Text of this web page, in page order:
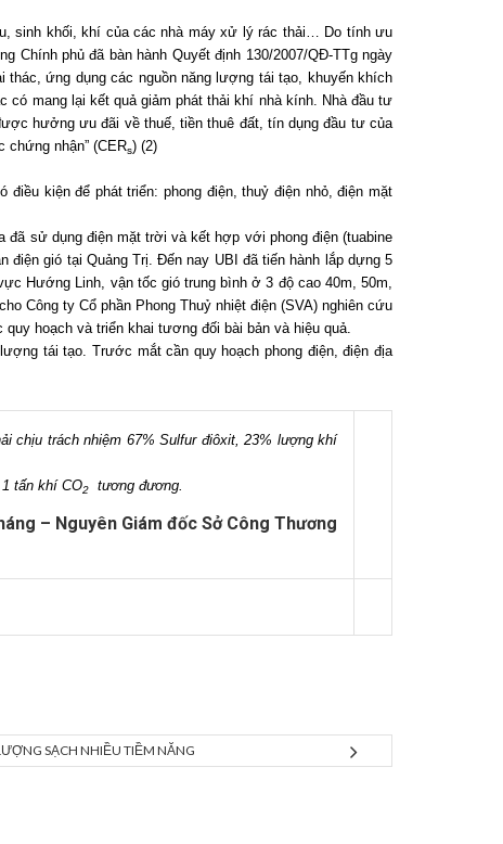
sinh khối, khí của các nhà máy xử lý rác thải… Do tính ưu
phủ đã bàn hành Quyết định 130/2007/QĐ-TTg ngày
ứng dụng các nguồn năng lượng tái tạo, khuyến khích
mang lại kết quả giảm phát thải khí nhà kính. Nhà đầu tư
hưởng ưu đãi về thuế, tiền thuê đất, tín dụng đầu tư của
nhận” (CERs) (2)
kiện để phát triển: phong điện, thuỷ điện nhỏ, điện mặt
đã sử dụng điện mặt trời và kết hợp với phong điện (tuabine
điện gió tại Quảng Trị. Đến nay UBI đã tiến hành lắp dựng 5
Hướng Linh, vận tốc gió trung bình ở 3 độ cao 40m, 50m,
Công ty Cổ phần Phong Thuỷ nhiệt điện (SVA) nghiên cứu
hoạch và triển khai tương đối bài bản và hiệu quả.
tái tạo. Trước mắt cần quy hoạch phong điện, điện địa
chịu trách nhiệm 67% Sulfur điôxit, 23% lượng khí
tấn khí CO2 tương đương.
– Nguyên Giám đốc Sở Công Thương
SẠCH NHIỀU TIỀM NĂNG